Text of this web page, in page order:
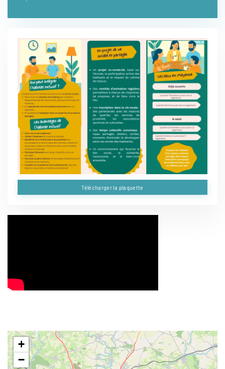
Télécharger la plaquette
+
−